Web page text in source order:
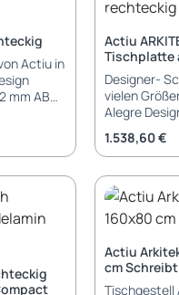
Actiu in
2
Pad
weiss
Actiu
Tischplatte
Designer-
vielen
Alegre Design
Gestell Aluminium Traversengestell in
Stellbeine-
Gleiter
Elektrifizierung: Kabelwanne
weiss oder
Kabelkanal
Sichtblende
Regulärer
1.538,60 €
Actiu
cm
Tischgestell